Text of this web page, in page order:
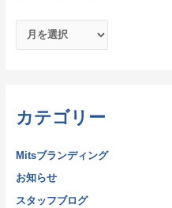
カテゴリー
Mitsブランディング
お知らせ
スタッフブログ